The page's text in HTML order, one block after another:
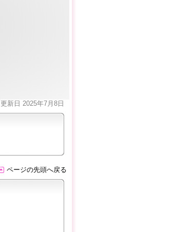
更新日 2025年7月8日
ページの先頭へ戻る